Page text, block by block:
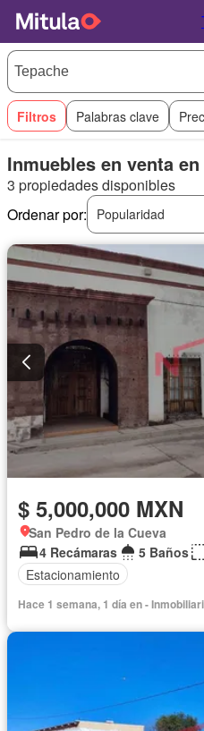
Filtros Palabras clave
Inmuebles en venta en
3 propiedades disponibles
Ordenar por:
Popularidad
$ 5,000,000 MXN
San Pedro de la Cueva
4 Recámaras
5 Baños
Estacionamiento
Hace 1 semana, 1 día en -